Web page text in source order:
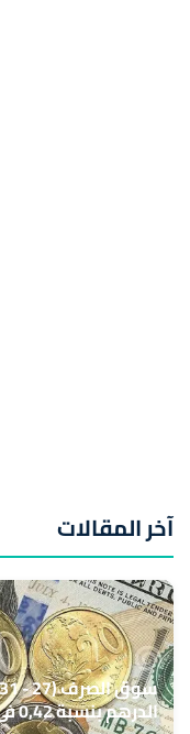
آخر المقالات
الدرهم بنسبة 0,42 في المائة (مركز أبحاث)